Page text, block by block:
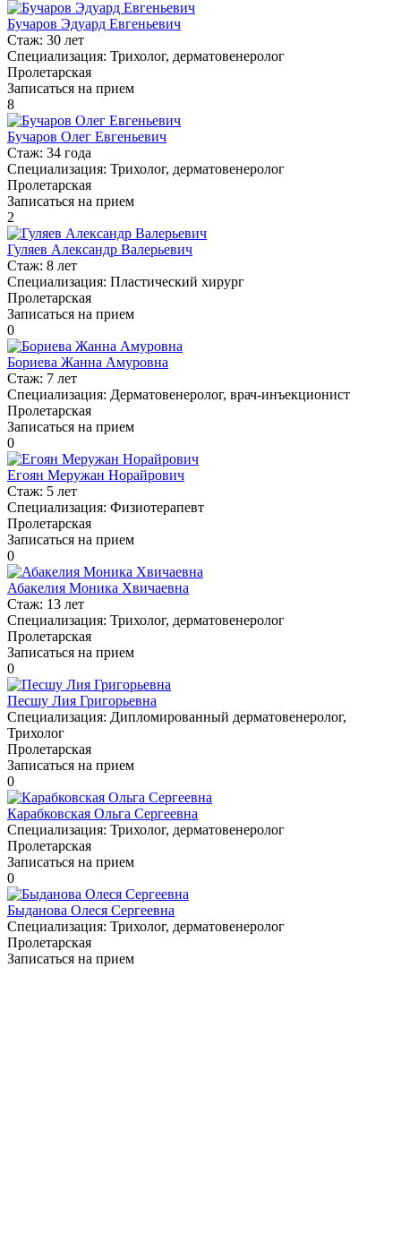
Бучаров Эдуард Евгеньевич
Стаж: 30 лет
Специализация: Трихолог, дерматовенеролог
Пролетарская
Записаться на прием
8
Бучаров Олег Евгеньевич
Стаж: 34 года
Специализация: Трихолог, дерматовенеролог
Пролетарская
Записаться на прием
2
Гуляев Александр Валерьевич
Стаж: 8 лет
Специализация: Пластический хирург
Пролетарская
Записаться на прием
0
Бориева Жанна Амуровна
Стаж: 7 лет
Специализация: Дерматовенеролог, врач-инъекционист
Пролетарская
Записаться на прием
0
Егоян Меружан Норайрович
Стаж: 5 лет
Специализация: Физиотерапевт
Пролетарская
Записаться на прием
0
Абакелия Моника Хвичаевна
Стаж: 13 лет
Специализация: Трихолог, дерматовенеролог
Пролетарская
Записаться на прием
0
Песшу Лия Григорьевна
Специализация: Дипломированный дерматовенеролог,
Трихолог
Пролетарская
Записаться на прием
0
Карабковская Ольга Сергеевна
Специализация: Трихолог, дерматовенеролог
Пролетарская
Записаться на прием
0
Быданова Олеся Сергеевна
Специализация: Трихолог, дерматовенеролог
Пролетарская
Записаться на прием